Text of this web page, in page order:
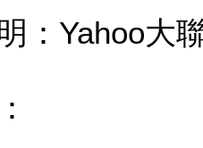
：Yahoo大